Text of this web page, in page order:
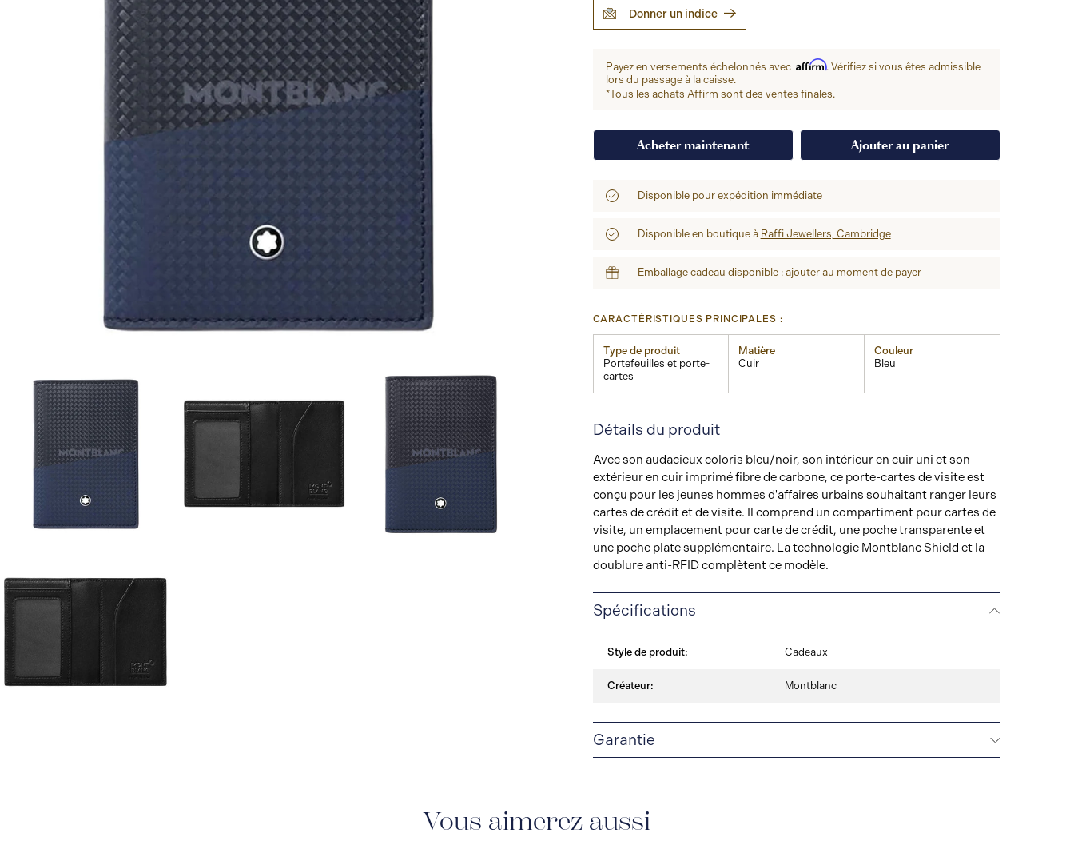
Donner un indice
Payez en versements échelonnés avec Affirm. Vérifiez si vous êtes admissible
lors du passage à la caisse.
*Tous les achats Affirm sont des ventes finales.
Acheter maintenant Ajouter au panier
Disponible pour expédition immédiate
Disponible en boutique à Raffi Jewellers, Cambridge
Emballage cadeau disponible : ajouter au moment de payer
CARACTÉRISTIQUES PRINCIPALES :
Type de produit
Portefeuilles et porte-
cartes
Matière
Cuir
Couleur
Bleu
Détails du produit
Avec son audacieux coloris bleu/noir, son intérieur en cuir uni et son
extérieur en cuir imprimé fibre de carbone, ce porte-cartes de visite est
conçu pour les jeunes hommes d'affaires urbains souhaitant ranger leurs
cartes de crédit et de visite. Il comprend un compartiment pour cartes de
visite, un emplacement pour carte de crédit, une poche transparente et
une poche plate supplémentaire. La technologie Montblanc Shield et la
doublure anti-RFID complètent ce modèle.
Spécifications
Style de produit: Cadeaux
Créateur: Montblanc
Garantie
document de garantie.
Vous aimerez aussi